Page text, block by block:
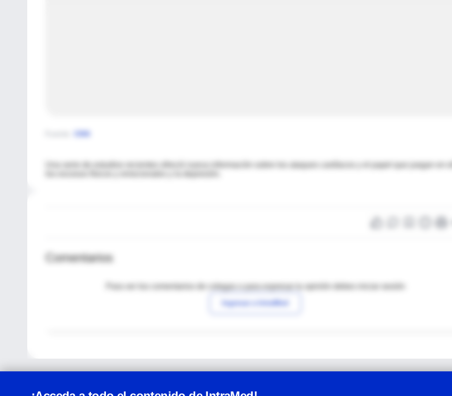
CNN
Una serie de estudios recientes ofreció nueva información sobre los ataques cardíacos y el papel que juegan en
Comentarios
Para ver los comentarios de colegas o para expresar tu opinión debes iniciar sesión
Ingresar a IntraMed